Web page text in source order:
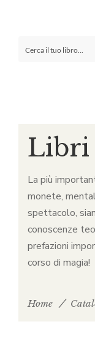
Libri
La più
monete,
spettacolo,
conoscenze
prefazioni
corso di magia!
Home